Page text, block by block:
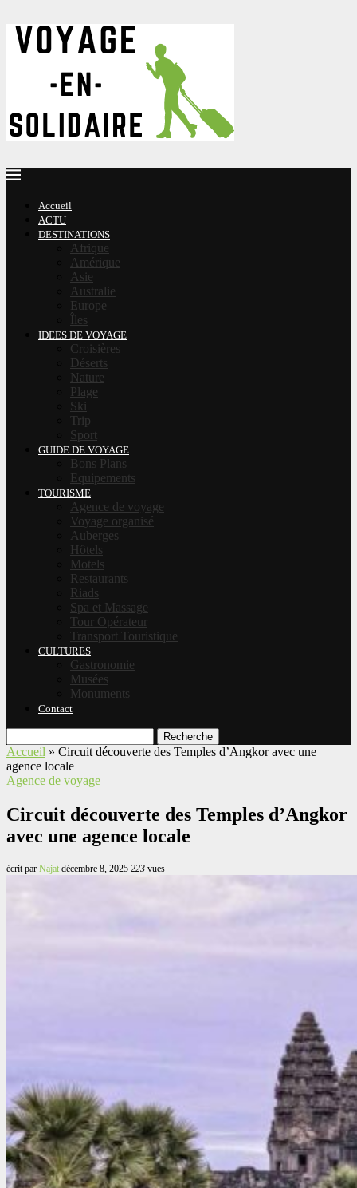
Accueil
ACTU
DESTINATIONS
Afrique
Amérique
Asie
Australie
Europe
Îles
IDEES DE VOYAGE
Croisières
Déserts
Nature
Plage
Ski
Trip
Sport
GUIDE DE VOYAGE
Bons Plans
Equipements
TOURISME
Agence de voyage
Voyage organisé
Auberges
Hôtels
Motels
Restaurants
Riads
Spa et Massage
Tour Opérateur
Transport Touristique
CULTURES
Gastronomie
Musées
Monuments
Contact
Recherche
Accueil » Circuit découverte des Temples d’Angkor avec une
agence locale
Agence de voyage
Circuit découverte des Temples d’Angkor
avec une agence locale
écrit par Najat décembre 8, 2025 223 vues